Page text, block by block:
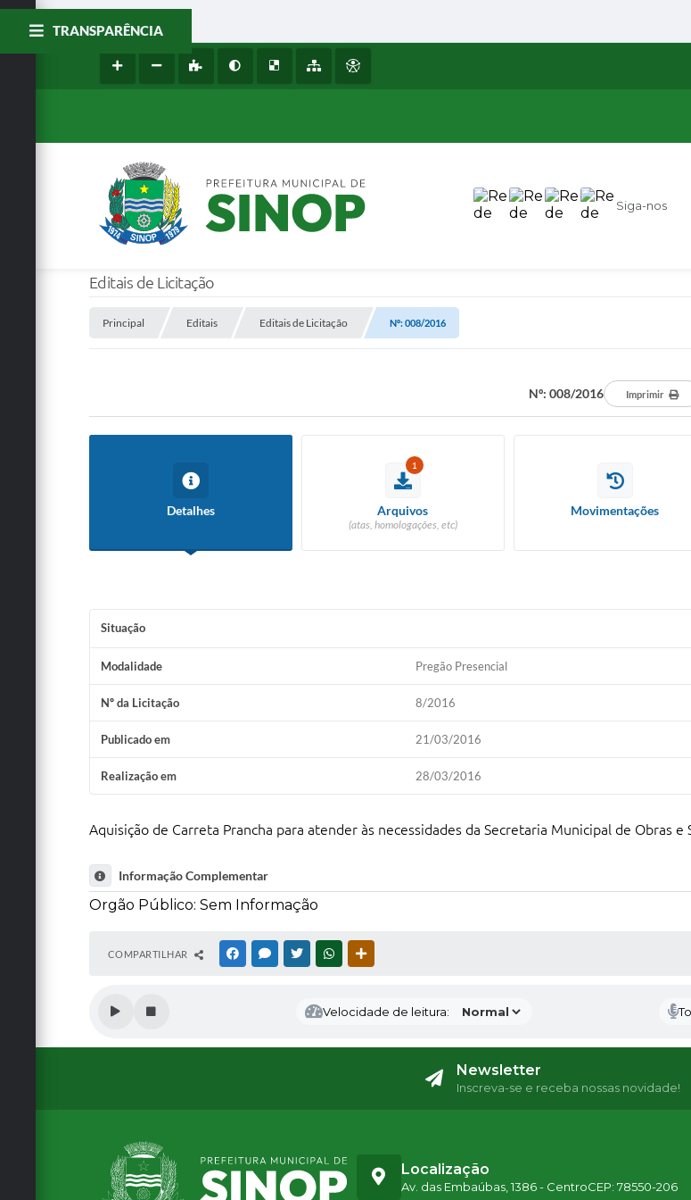
Siga-nos
TRANSPARÊNCIA
Editais de Licitação
Principal Editais Editais de Licitação Nº: 008/2016
Nº: 008/2016 Imprimir
Detalhes
1
Arquivos
(atas, homologações, etc)
Movimentações
Situação
Modalidade Pregão Presencial
Nº da Licitação 8/2016
Publicado em 21/03/2016
Realização em 28/03/2016
Aquisição de Carreta Prancha para atender às necessidades da Secretaria Municipal de Obras e
Informação Complementar
Orgão Público: Sem Informação
COMPARTILHAR FACEBOOKMESSENGER
TWITTERWHATSAPP
Velocidade de leitura:
Newsletter
Inscreva-se e receba nossas novidade!
Localização
Av. das Embaúbas, 1386 - CentroCEP: 78550-206